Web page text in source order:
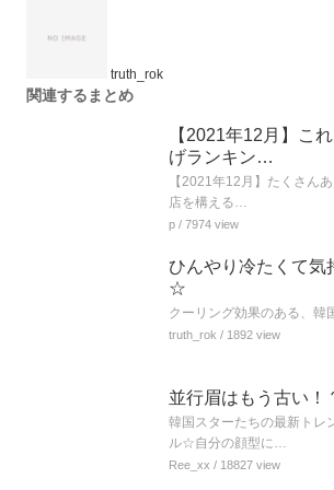
truth_rok
関連するまとめ
【2021年12月】こ
げランキン…
【2021年12月】たくさん
店を構える…
p / 7974 view
ひんやり冷たくて気
☆
クーリング効果のある、
truth_rok / 1892 view
並行眉はもう古い！
韓国スターたちの最新トレ
ル☆自分の顔型に…
Ree_xx / 18827 view